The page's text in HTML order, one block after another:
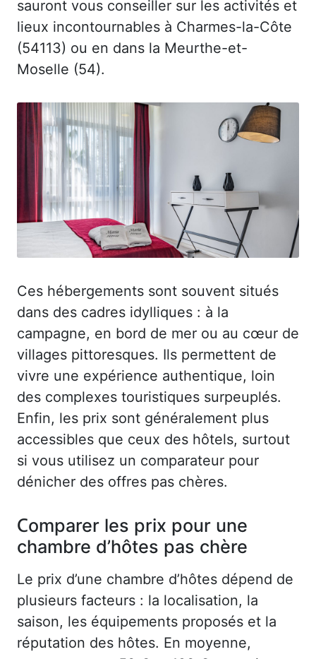
sauront vous conseiller sur les activités et
lieux incontournables à Charmes-la-Côte
(54113) ou en dans la Meurthe-et-
Moselle (54).
Ces hébergements sont souvent situés
dans des cadres idylliques : à la
campagne, en bord de mer ou au cœur de
villages pittoresques. Ils permettent de
vivre une expérience authentique, loin
des complexes touristiques surpeuplés.
Enfin, les prix sont généralement plus
accessibles que ceux des hôtels, surtout
si vous utilisez un comparateur pour
dénicher des offres pas chères.
Comparer les prix pour une
chambre d’hôtes pas chère
Le prix d’une chambre d’hôtes dépend de
plusieurs facteurs : la localisation, la
saison, les équipements proposés et la
réputation des hôtes. En moyenne,